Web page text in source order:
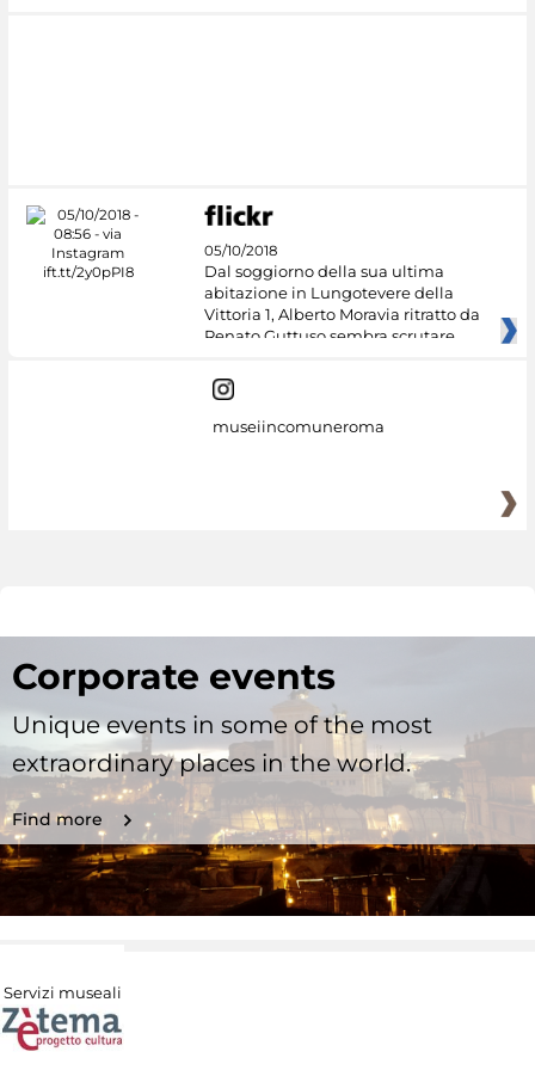
05/10/2018
Dal soggiorno della sua ultima
abitazione in Lungotevere della
Vittoria 1, Alberto Moravia ritratto da
Renato Guttuso sembra scrutare
museiincomuneroma
Corporate events
Unique events in some of the most
extraordinary places in the world.
Find more
Servizi museali